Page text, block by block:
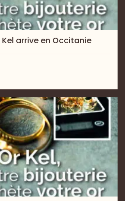
arrive en Occitanie